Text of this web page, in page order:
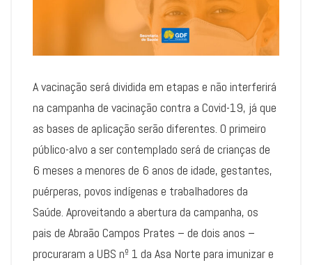
A vacinação será dividida em etapas e não interferirá
na campanha de vacinação contra a Covid-19, já que
as bases de aplicação serão diferentes. O primeiro
público-alvo a ser contemplado será de crianças de
6 meses a menores de 6 anos de idade, gestantes,
puérperas, povos indígenas e trabalhadores da
Saúde. Aproveitando a abertura da campanha, os
pais de Abraão Campos Prates – de dois anos –
procuraram a UBS nº 1 da Asa Norte para imunizar e